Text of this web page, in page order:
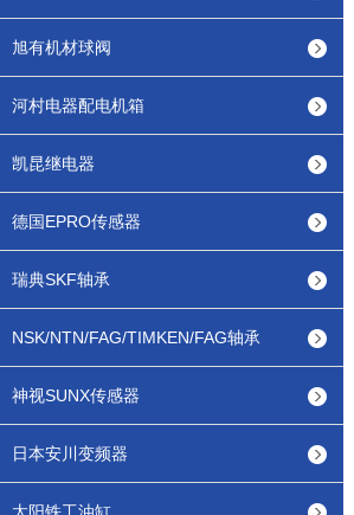
旭有机材球阀
河村电器配电机箱
凯昆继电器
德国EPRO传感器
瑞典SKF轴承
NSK/NTN/FAG/TIMKEN/FAG轴承
神视SUNX传感器
日本安川变频器